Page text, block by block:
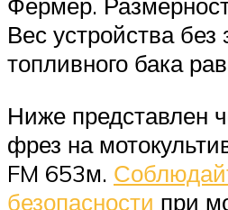
Вес устройства без
топливного бака
Ниже представлен
фрез на
FM 653м.
безопасности при